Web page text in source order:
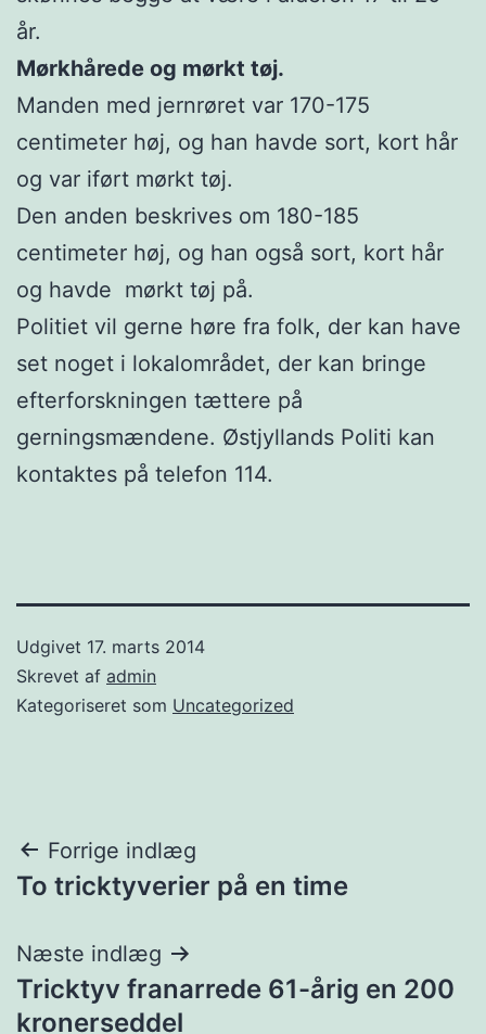
år.
Mørkhårede og mørkt tøj.
Manden med jernrøret var 170-175
centimeter høj, og han havde sort, kort hår
og var iført mørkt tøj.
Den anden beskrives om 180-185
centimeter høj, og han også sort, kort hår
og havde mørkt tøj på.
Politiet vil gerne høre fra folk, der kan have
set noget i lokalområdet, der kan bringe
efterforskningen tættere på
gerningsmændene. Østjyllands Politi kan
kontaktes på telefon 114.
Udgivet 17. marts 2014
Skrevet af admin
Kategoriseret som Uncategorized
Indlægsnavigation
Forrige indlæg
To tricktyverier på en time
Næste indlæg
Tricktyv franarrede 61-årig en 200
kronerseddel